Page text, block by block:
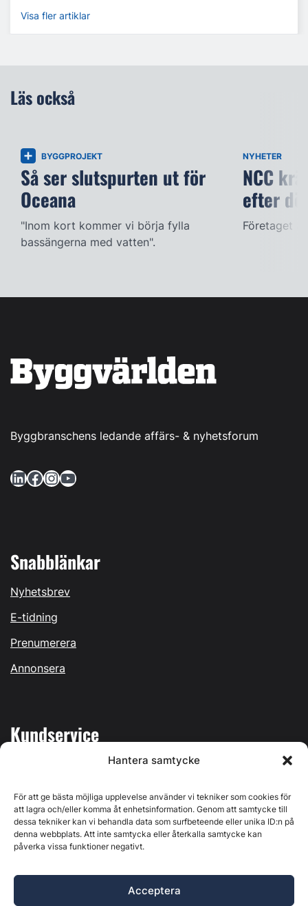
Hantera samtycke
För att ge bästa möjliga upplevelse använder vi tekniker som cookies för
att lagra och/eller komma åt enhetsinformation. Genom att samtycke till
dessa tekniker kan vi behandla data som surfbeteende eller unika ID:n på
denna webbplats. Att inte samtycka eller återkalla samtycke kan
påverka vissa funktioner negativt.
Acceptera
Visa fler artiklar
Läs också
BYGGPROJEKT
Så ser slutspurten ut för
Oceana
"Inom kort kommer vi börja fylla
bassängerna med vatten".
NYHETER
NCC
efter
Företaget
Byggbranschens ledande affärs- & nyhetsforum
LinkedIn Facebook InstagramYouTube
Snabblänkar
Nyhetsbrev
E-tidning
Prenumerera
Annonsera
Kundservice
Kontakta oss
Östernäsvägen 1, 827 32 Ljusdal, org.nr: 556625-6425 -
Ansvarig utgivare: Henrik Ekberg. Innehållet på denna